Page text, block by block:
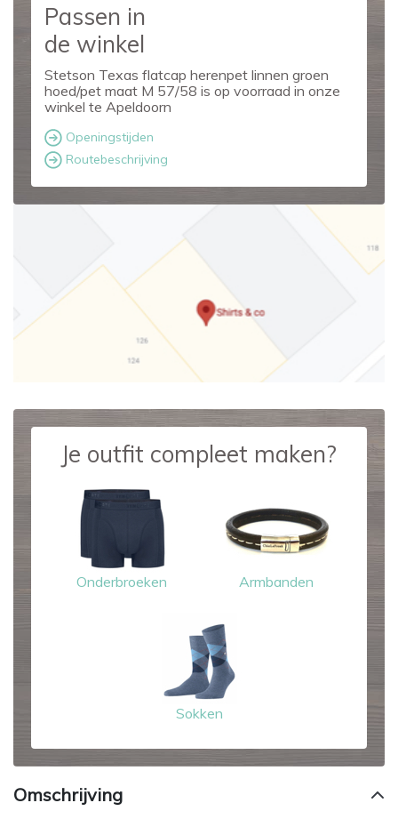
Passen in
de winkel
Stetson Texas flatcap herenpet linnen groen
hoed/pet maat M 57/58 is op voorraad in onze
winkel te Apeldoorn
Openingstijden
Routebeschrijving
Je outfit compleet maken?
Onderbroeken Armbanden
Sokken
Omschrijving